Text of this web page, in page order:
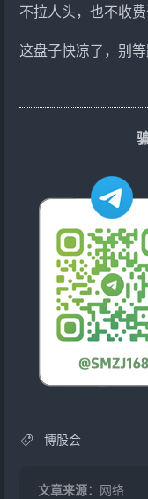
不拉人头，也不收
这盘子快凉了，别
博股会
文章来源： 网络